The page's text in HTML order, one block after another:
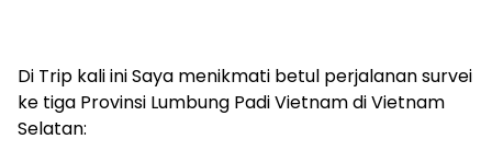
‎Di Trip kali ini Saya menikmati betul perjalanan survei
ke tiga Provinsi Lumbung Padi Vietnam di Vietnam
Selatan: